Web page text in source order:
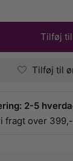
Tilføj
Tilføj til
2-5
fragt over 399,-